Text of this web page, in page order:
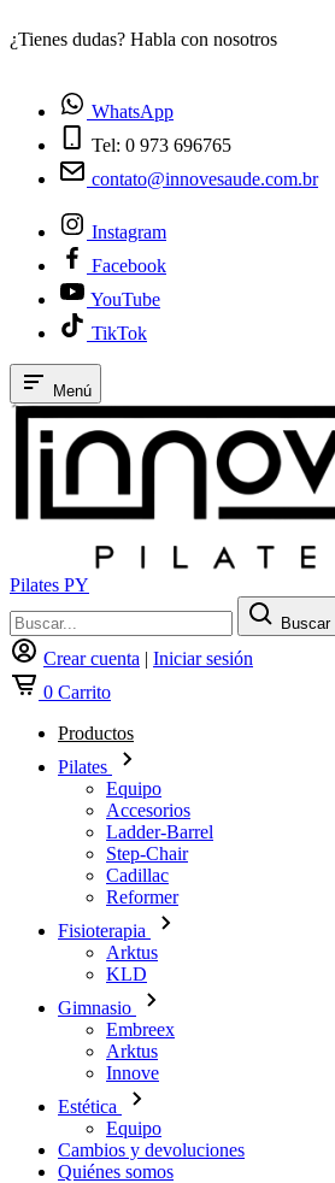
¿Tienes dudas? Habla con nosotros
WhatsApp
Tel: 0 973 696765
contato@innovesaude.com.br
Instagram
Facebook
YouTube
TikTok
Menú
Pilates PY
Buscar
Crear cuenta | Iniciar sesión
0 Carrito
Productos
Pilates
Equipo
Accesorios
Ladder-Barrel
Step-Chair
Cadillac
Reformer
Fisioterapia
Arktus
KLD
Gimnasio
Embreex
Arktus
Innove
Estética
Equipo
Cambios y devoluciones
Quiénes somos